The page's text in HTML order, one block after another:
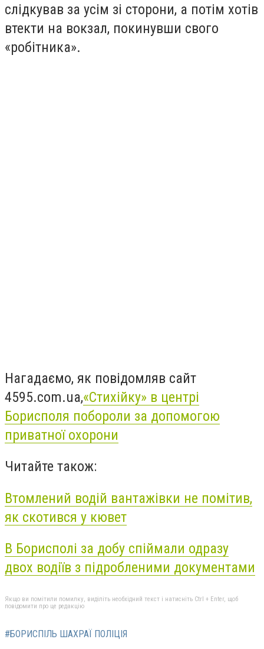
слідкував за усім зі сторони, а потім хотів
втекти на вокзал, покинувши свого
«робітника».
Нагадаємо, як повідомляв сайт
4595.com.ua,«Стихійку» в центрі
Борисполя побороли за допомогою
приватної охорони
Читайте також:
Втомлений водій вантажівки не помітив,
як скотився у кювет
В Борисполі за добу спіймали одразу
двох водіїв з підробленими документами
Якщо ви помітили помилку, виділіть необхідний текст і натисніть Ctrl + Enter, щоб
повідомити про це редакцію
#БОРИСПІЛЬ ШАХРАЇ ПОЛІЦІЯ